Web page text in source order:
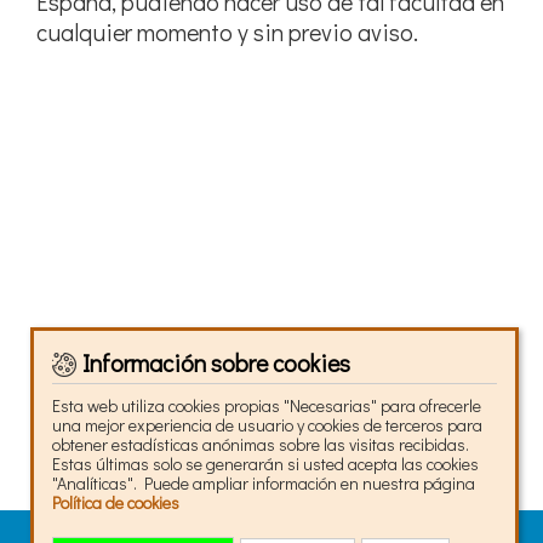
cualquier momento y sin previo aviso.
Información sobre cookies
Esta web utiliza cookies propias "Necesarias" para ofrecerle
una mejor experiencia de usuario y cookies de terceros para
obtener estadísticas anónimas sobre las visitas recibidas.
Estas últimas solo se generarán si usted acepta las cookies
"Analíticas". Puede ampliar información en nuestra página
Política de cookies